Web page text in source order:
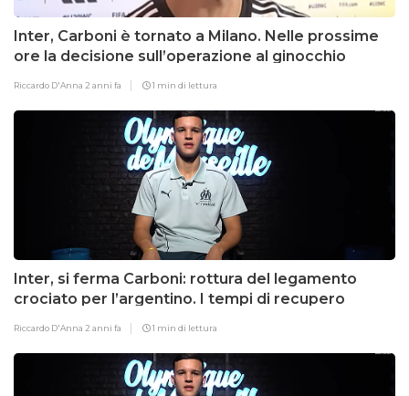
Inter, Carboni è tornato a Milano. Nelle prossime
ore la decisione sull’operazione al ginocchio
Riccardo D'Anna 2 anni fa 1 min di lettura
Inter, si ferma Carboni: rottura del legamento
crociato per l’argentino. I tempi di recupero
Riccardo D'Anna 2 anni fa 1 min di lettura